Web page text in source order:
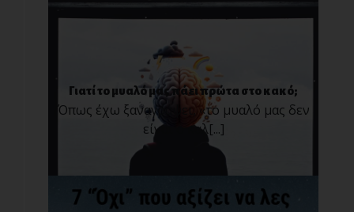
Γιατί το μυαλό μας πάει πρώτα στο κακό;
Όπως έχω ξαναγράψει, «το μυαλό μας δεν
είναι ο καλ[...]